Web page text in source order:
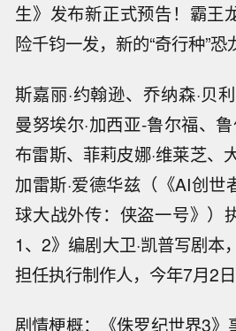
生》发布新正式预告！霸王
险千钧一发，新的“奇行种”恐
斯嘉丽·约翰逊、乔纳森·贝
曼努埃尔·加西亚-鲁尔福、
布雷斯、菲莉皮娜·维莱芝、
加雷斯·爱德华兹（《AI创世
球大战外传：侠盗一号》）
1、2》编剧大卫·凯普写剧本
担任执行制作人，今年7月2日
剧情梗概：《侏罗纪世界3